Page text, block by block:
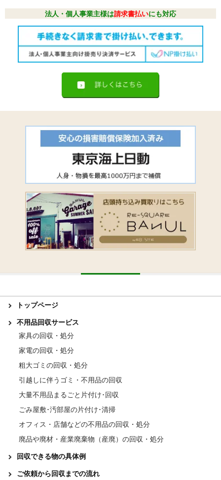
法人・個人事業主様は請求書払いにも対応
トップページ
不用品回収サービス
家具の回収・処分
家電の回収・処分
粗大ゴミの回収・処分
引越しに伴うゴミ・不用品の回収
大量不用品まるごと片付け･回収
ごみ屋敷･汚部屋の片付け･清掃
オフィス・店舗などの不用品の回収・処分
廃品や廃材・産業廃棄物（産廃）の回収・処分
回収できる物の具体例
ご依頼から回収までの流れ